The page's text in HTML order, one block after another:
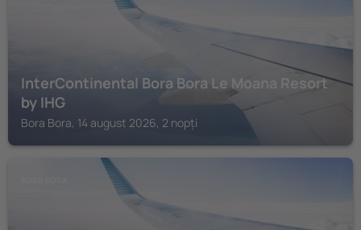
InterContinental Bora Bora Le Moana Resort
by IHG
Bora Bora, 14 august 2026, 2 nopți